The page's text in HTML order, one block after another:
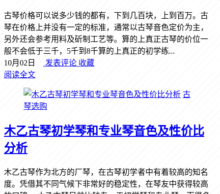
古琴价格可以说多少钱的都有，下到几百块，上到百万。古
琴在价格上并没有一定的标准，通常以古琴音色定价为主，
另外还会参考用料及斫制工艺等。算的上真正古琴的价位一
般不会低于三千，5千到8千算的上真正的初学练...
10月02日
发表评论 收藏
阅读全文
古
琴选购
木乙古琴初学琴和专业琴音色及性价比
分析
木乙古琴作为北方的厂琴，在古琴初学者中有着较高的知名
度。凭借其不同气候下非常好的稳定性，在琴友中获得较高